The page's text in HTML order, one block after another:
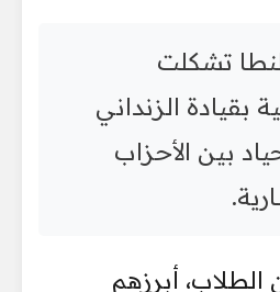
تشكلت
بقيادة الزنداني
بين الأحزاب
أبرزهم